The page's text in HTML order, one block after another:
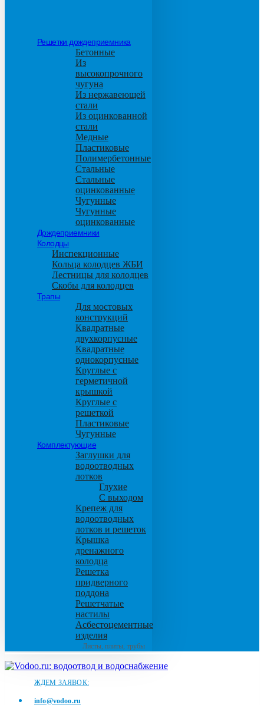
Решетки дождеприемника
Бетонные
Из
высокопрочного
чугуна
Из нержавеющей
стали
Из оцинкованной
стали
Медные
Пластиковые
Полимербетонные
Стальные
Стальные
оцинкованные
Чугунные
Чугунные
оцинкованные
Дождеприемники
Колодцы
Инспекционные
Кольца колодцев ЖБИ
Лестницы для колодцев
Скобы для колодцев
Трапы
Для мостовых
конструкций
Квадратные
двухкорпусные
Квадратные
однокорпусные
Круглые с
герметичной
крышкой
Круглые с
решеткой
Пластиковые
Чугунные
Комплектующие
Заглушки для
водоотводных
лотков
Глухие
С выходом
Крепеж для
водоотводных
лотков и решеток
Крышка
дренажного
колодца
Решетка
придверного
поддона
Решетчатые
настилы
Асбестоцементные
изделия
Листы, плиты, трубы
ЖДЕМ ЗАЯВОК:
info@vodoo.ru